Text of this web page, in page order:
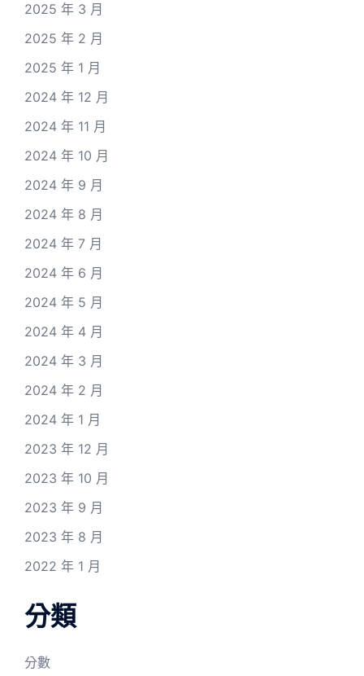
2025 年 3 月
2025 年 2 月
2025 年 1 月
2024 年 12 月
2024 年 11 月
2024 年 10 月
2024 年 9 月
2024 年 8 月
2024 年 7 月
2024 年 6 月
2024 年 5 月
2024 年 4 月
2024 年 3 月
2024 年 2 月
2024 年 1 月
2023 年 12 月
2023 年 10 月
2023 年 9 月
2023 年 8 月
2022 年 1 月
分類
分數